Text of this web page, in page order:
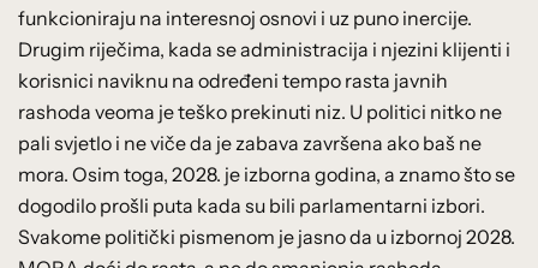
funkcioniraju na interesnoj osnovi i uz puno inercije.
Drugim riječima, kada se administracija i njezini klijenti i
korisnici naviknu na određeni tempo rasta javnih
rashoda veoma je teško prekinuti niz. U politici nitko ne
pali svjetlo i ne viče da je zabava završena ako baš ne
mora. Osim toga, 2028. je izborna godina, a znamo što se
dogodilo prošli puta kada su bili parlamentarni izbori.
Svakome politički pismenom je jasno da u izbornoj 2028.